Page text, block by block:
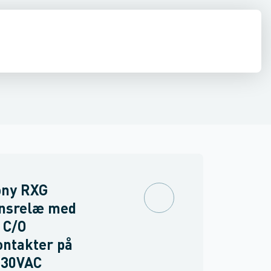
RXG
med
O
på